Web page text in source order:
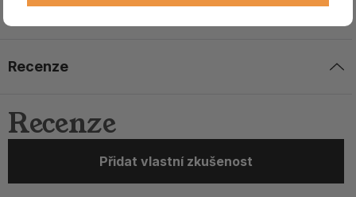
Recenze
Recenze
Přidat vlastní zkušenost